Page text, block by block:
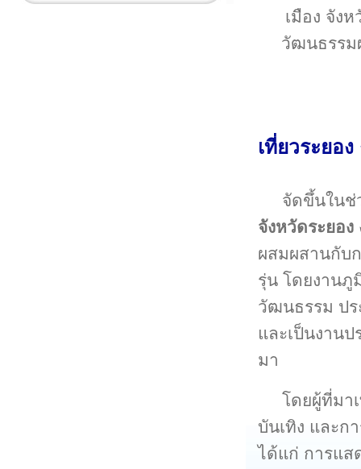
เมือง จัง
วัฒนธรรม
เที่ยวระยอ
จัดขึ้นใน
จังหวัดระยอง
ผสมผสานกับ
รุ่น โดยงานภู
วัฒนธรรม ปร
และเป็นงาน
มา
โดยผู้ที่มา
บันเทิง และก
ได้แก่ การแส